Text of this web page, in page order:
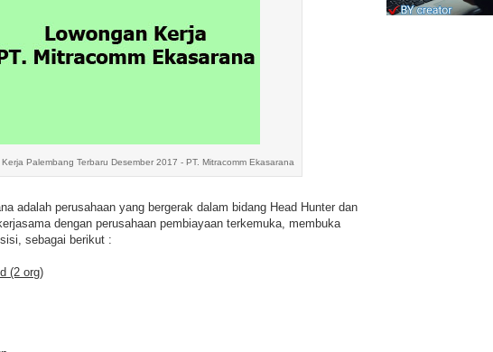
Palembang Terbaru Desember 2017 - PT. Mitracomm Ekasarana
adalah perusahaan yang bergerak dalam bidang Head Hunter dan
dengan perusahaan pembiayaan terkemuka, membuka
sebagai berikut :
(2 org)